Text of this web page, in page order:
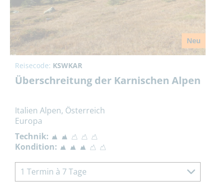
Neu
Reisecode: KSWKAR
Überschreitung der Karnischen Alpen
Italien Alpen, Österreich
Europa
Technik:
Kondition:
1 Termin à 7 Tage